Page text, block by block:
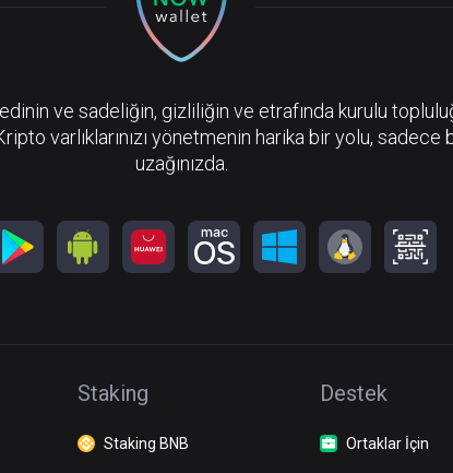
edinin ve sadeliğin, gizliliğin ve etrafında kurulu
varlıklarınızı yönetmenin harika bir yolu, sadece
uzağınızda.
Staking
Staking BNB
Destek
Ortaklar İçin